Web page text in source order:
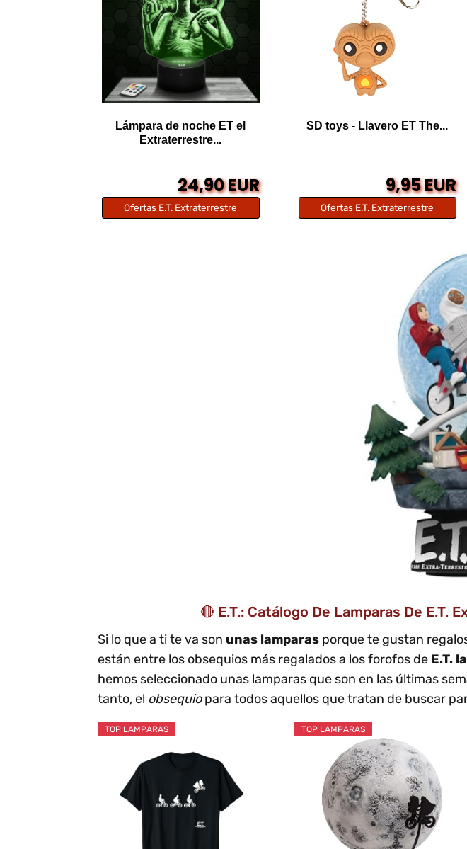
Lámpara de noche ET el
Extraterrestre...
24,90 EUR
Ofertas E.T. Extraterrestre
SD toys - Llavero ET The...
9,95 EUR
Ofertas E.T. Extraterrestre
🔴 E.T.: Catálogo De Lamparas De E.T.
Si lo que a ti te va son unas lamparas porque te gustan
están entre los obsequios más regalados a los forofos de E.T.
hemos seleccionado unas lamparas que son en las últimas
tanto, el obsequiopara todos aquellos que tratan de buscar
TOP LAMPARAS TOP LAMPARAS